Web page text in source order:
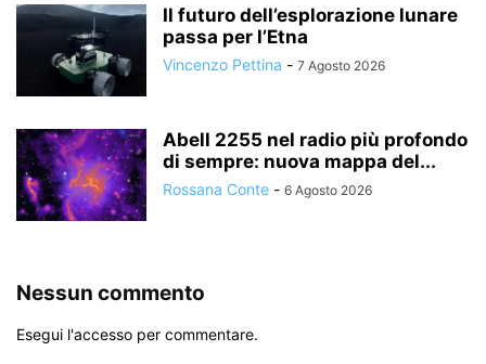
Il futuro dell’esplorazione lunare
passa per l’Etna
Vincenzo Pettina - 7 Agosto 2026
Abell 2255 nel radio più profondo
di sempre: nuova mappa del...
Rossana Conte - 6 Agosto 2026
Nessun commento
Esegui l'accesso per commentare.